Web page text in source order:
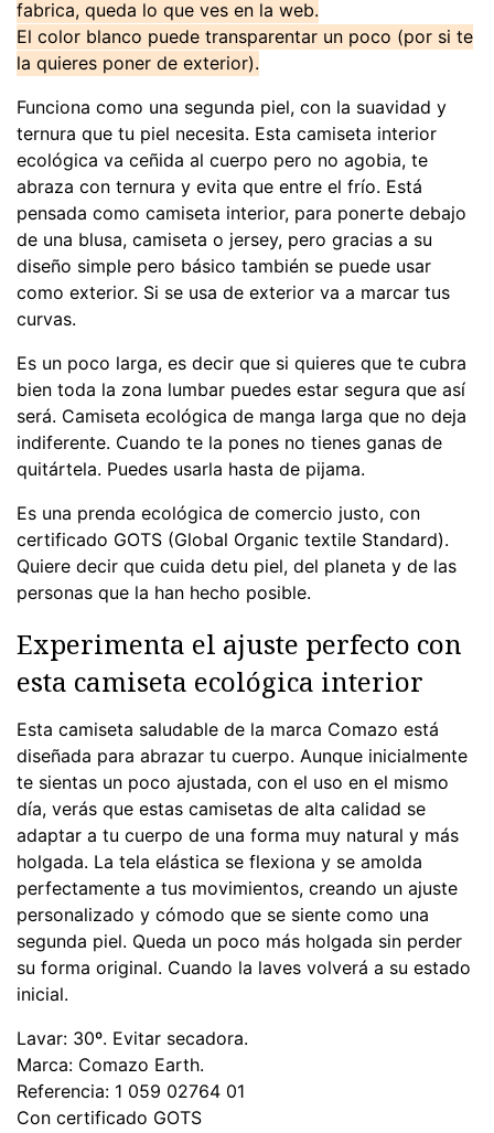
fabrica, queda lo que ves en la web.
El color blanco puede transparentar un poco (por si te
la quieres poner de exterior).
Funciona como una segunda piel, con la suavidad y
ternura que tu piel necesita. ​ Esta camiseta interior
ecológica va ceñida al cuerpo pero no agobia, te
abraza con ternura y evita que entre el frío. Está
pensada como camiseta interior, para ponerte debajo
de una blusa, camiseta o jersey, pero gracias a su
diseño simple pero básico también se puede usar
como exterior. Si se usa de exterior va a marcar tus
curvas.
Es un poco larga, es decir que si quieres que te cubra
bien toda la zona lumbar puedes estar segura que así
será. Camiseta ecológica de manga larga que no deja
indiferente. Cuando te la pones no tienes ganas de
quitártela. Puedes usarla hasta de pijama.
Es una prenda ecológica de comercio justo, con
certificado GOTS (Global Organic textile Standard).
Quiere decir que cuida detu piel, del planeta y de las
personas que la han hecho posible.
Experimenta el ajuste perfecto con
esta camiseta ecológica interior
Esta camiseta saludable de la marca Comazo está
diseñada para abrazar tu cuerpo. Aunque inicialmente
te sientas un poco ajustada, con el uso en el mismo
día, verás que estas camisetas de alta calidad se
adaptar a tu cuerpo de una forma muy natural y más
holgada. La tela elástica se flexiona y se amolda
perfectamente a tus movimientos, creando un ajuste
personalizado y cómodo que se siente como una
segunda piel. Queda un poco más holgada sin perder
su forma original. Cuando la laves volverá a su estado
inicial.
Lavar: 30º. Evitar secadora.
Marca: Comazo Earth.
Referencia: 1 059 02764 01
Con certificado GOTS